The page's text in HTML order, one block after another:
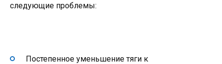
следующие проблемы:
Постепенное уменьшение тяги к